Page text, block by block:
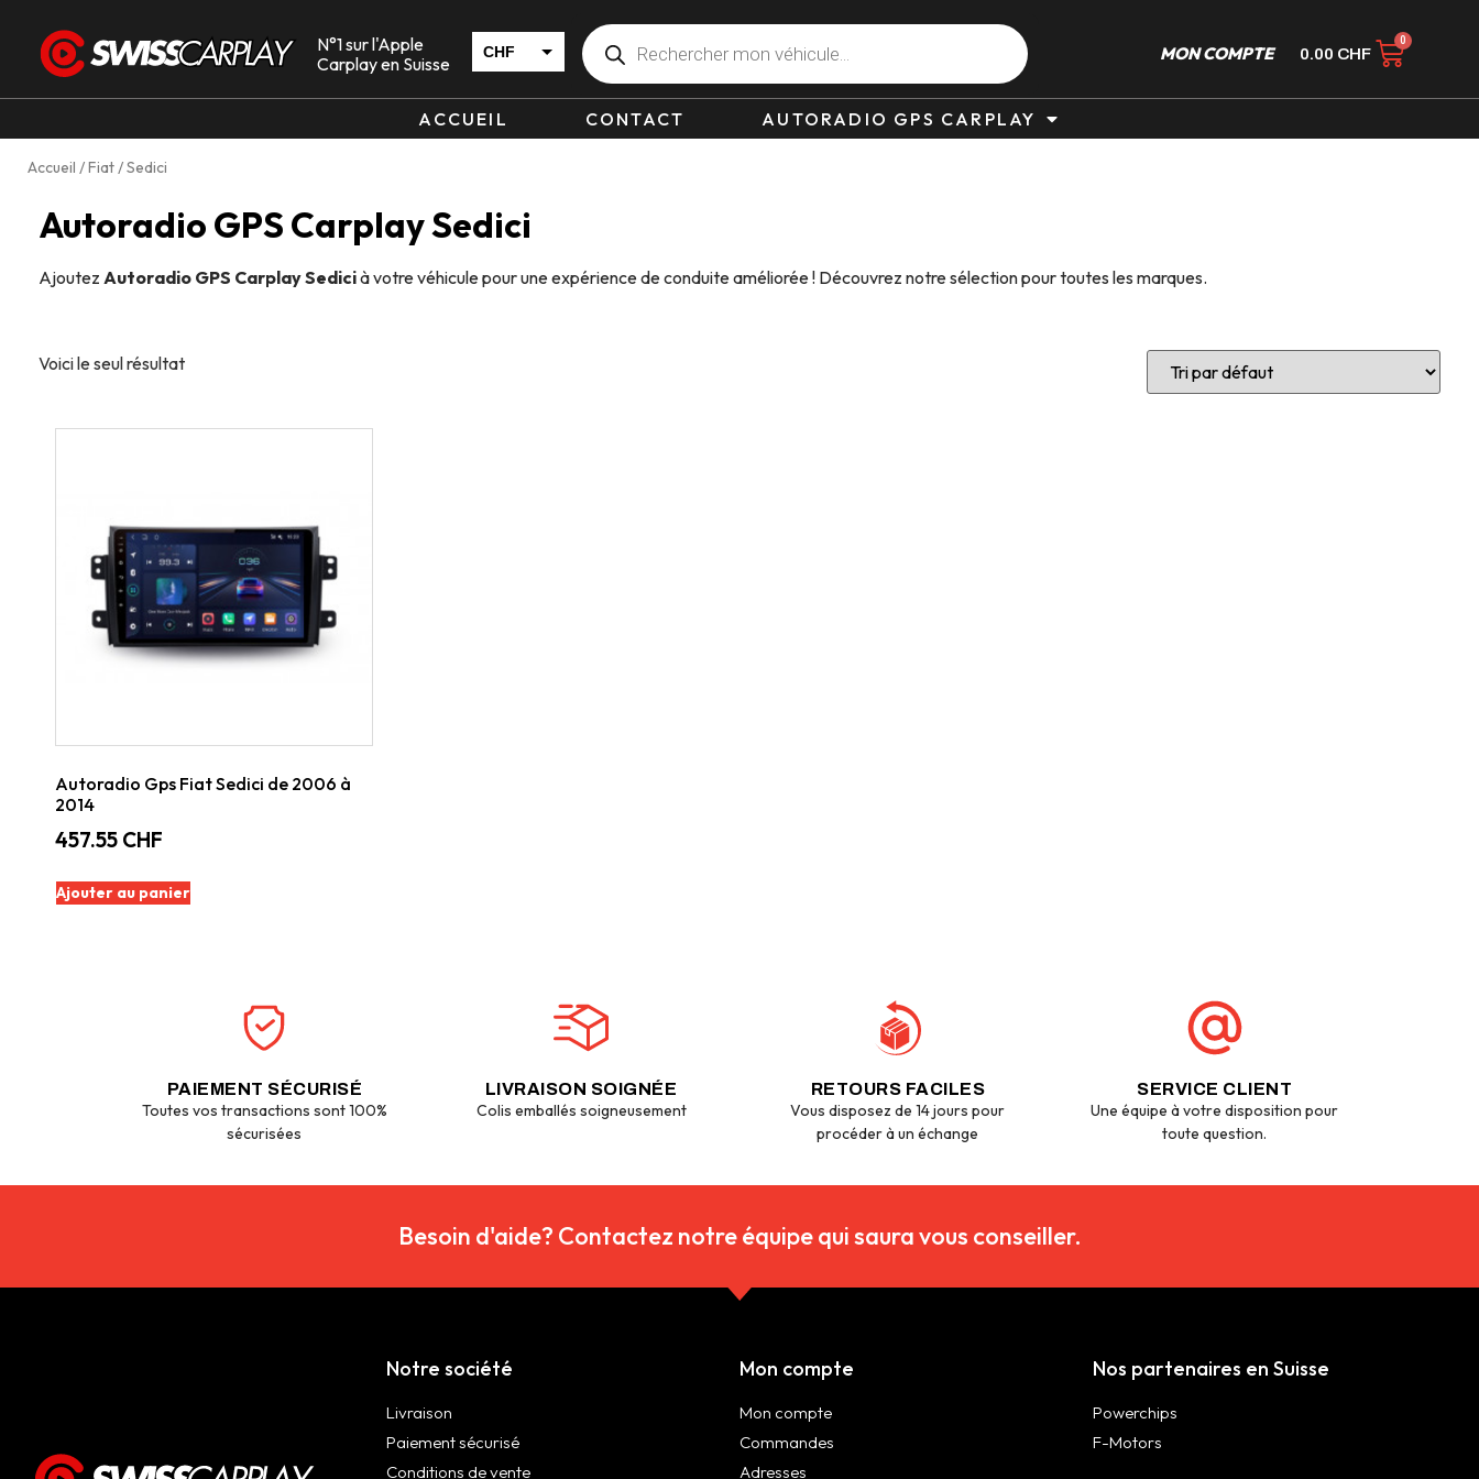
N°1 sur l'Apple
Carplay en Suisse
CHF MON COMPTE 0.00 CHF
ACCUEIL CONTACT AUTORADIO GPS CARPLAY
Accueil /Fiat/ Sedici
Autoradio GPS Carplay Sedici
Ajoutez Autoradio GPS Carplay Sedicià votre véhicule pour une expérience de conduite améliorée ! Découvrez notre sélection pour toutes les marques.
Voici le seul résultat
Autoradio Gps Fiat Sedici de 2006 à
2014
457.55 CHF
Ajouter au panier
PAIEMENT SÉCURISÉ
Toutes vos transactions sont 100%
sécurisées
LIVRAISON SOIGNÉE
Colis emballés soigneusement
RETOURS FACILES
Vous disposez de 14 jours pour
procéder à un échange
SERVICE CLIENT
Une équipe à votre disposition pour
toute question.
Besoin d'aide? Contactez notre équipe qui saura vous conseiller.
Notre société
Livraison
Paiement sécurisé
Conditions de vente
Mon compte
Mon compte
Commandes
Adresses
Nos partenaires en Suisse
Powerchips
F-Motors